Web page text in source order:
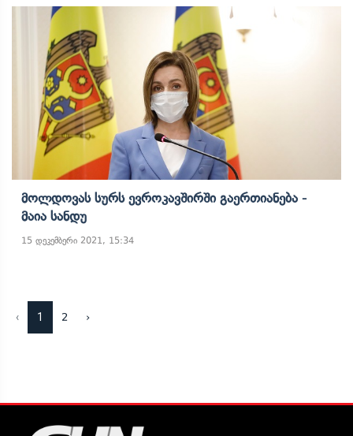
Მოლდოვას Სურს Ევროკავშირში Გაერთიანება -
Მაია Სანდუ
15 დეკემბერი 2021, 15:34
‹ 1 2 ›